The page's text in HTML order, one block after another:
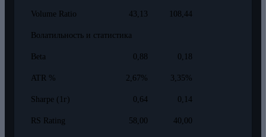
Volume Ratio 43,13 108,44
Волатильность и статистика
Beta 0,88 0,18
ATR % 2,67% 3,35%
Sharpe (1г) 0,64 0,14
RS Rating 58,00 40,00